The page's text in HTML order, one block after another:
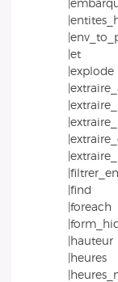
|et
|explode
|find
|foreach
|hauteur
|heures